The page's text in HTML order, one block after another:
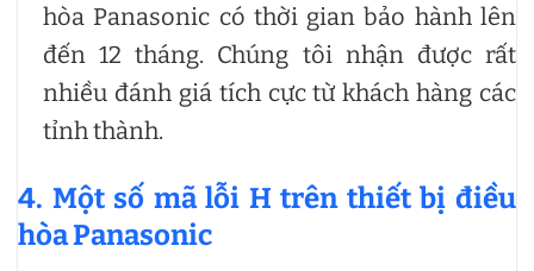
hòa Panasonic có thời gian bảo hành lên
đến 12 tháng. Chúng tôi nhận được rất
nhiều đánh giá tích cực từ khách hàng các
tỉnh thành.
4. Một số mã lỗi H trên thiết bị điều
hòa Panasonic